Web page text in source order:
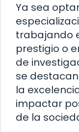
Ya sea
trabajando
prestigio o
de
se
la
impactar
de la